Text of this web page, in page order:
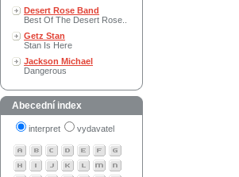
Desert Rose Band
Best Of The Desert Rose..
Getz Stan
Stan Is Here
Jackson Michael
Dangerous
Abecední index
interpret vydavatel